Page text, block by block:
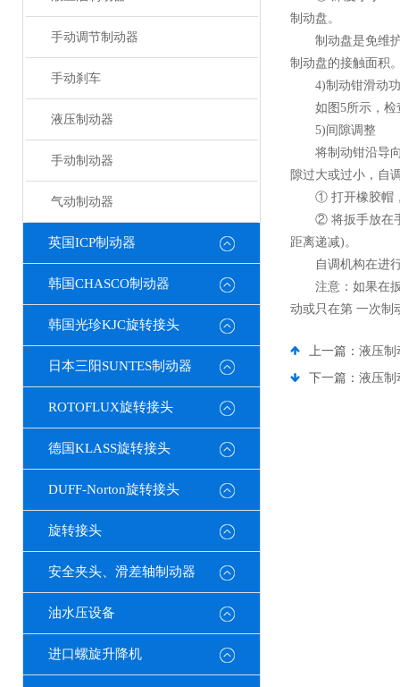
手动调节制动器
手动刹车
液压制动器
手动制动器
气动制动器
英国ICP制动器
韩国CHASCO制动器
韩国光珍KJC旋转接头
日本三阳SUNTES制动器
ROTOFLUX旋转接头
德国KLASS旋转接头
DUFF-Norton旋转接头
旋转接头
安全夹头、滑差轴制动器
油水压设备
进口螺旋升降机
制动盘。
制动盘是免维护
制动盘的接触面积
4)制动钳滑动功
如图5所示，检查
5)间隙调整
将制动钳沿导向
隙过大或过小，自
① 打开橡胶帽，
② 将扳手放在手
距离递减)。
自调机构在进行
注意：如果在扳
动或只在第 一次制
上一篇： 液压制
下一篇： 液压制